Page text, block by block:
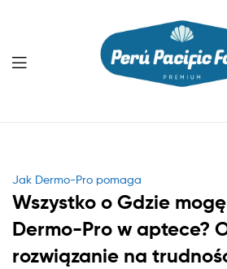
Menu
Categories
Jak Dermo-Pro pomaga
Wszystko o Gdzie
Dermo-Pro w aptece?
rozwiązanie na